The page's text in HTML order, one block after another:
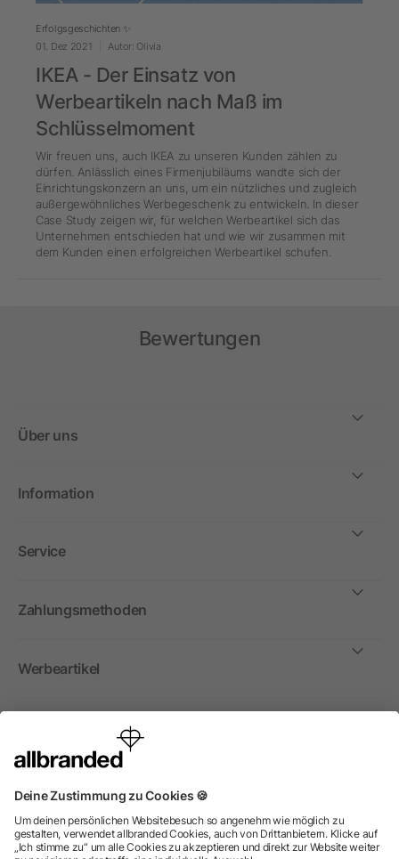
Erfolgsgeschichten ✨
01. Dez 2021
Autor: Olivia
IKEA - Der Einsatz von
Werbeartikeln nach Maß im
Schlüsselmoment
Wir freuen uns, auch IKEA zu unseren Kunden zählen zu
dürfen. Anlässlich eines Firmenjubiläums wandte sich der
Einrichtungskonzern an uns, um ein nützliches und zugleich
außergewöhnliches Werbegeschenk zu entwickeln. In dieser
Case Study zeigen wir, für welchen Werbeartikel sich das
Unternehmen entschieden hat und wie wir zusammen mit
dem Kunden einen erfolgreichen Werbeartikel schufen.
Bewertungen
Über uns
Information
Service
Zahlungsmethoden
Werbeartikel
International